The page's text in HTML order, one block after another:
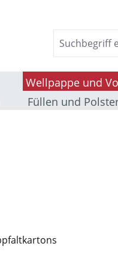
Wellpappe und
Füllen und